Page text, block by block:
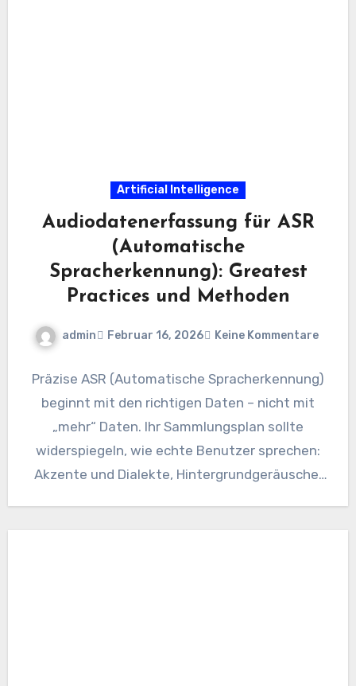
Artificial Intelligence
Audiodatenerfassung für ASR
(Automatische
Spracherkennung): Greatest
Practices und Methoden
admin Februar 16, 2026 Keine Kommentare
Präzise ASR (Automatische Spracherkennung)
beginnt mit den richtigen Daten – nicht mit
„mehr“ Daten. Ihr Sammlungsplan sollte
widerspiegeln, wie echte Benutzer sprechen:
Akzente und Dialekte, Hintergrundgeräusche,